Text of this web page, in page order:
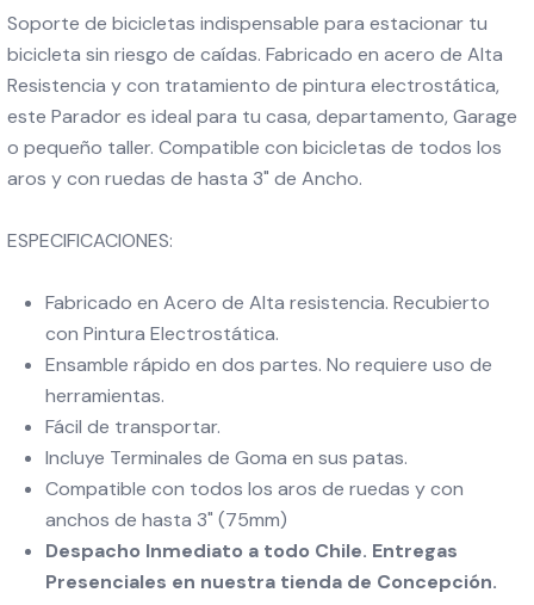
Soporte de bicicletas indispensable para estacionar tu
bicicleta sin riesgo de caídas. Fabricado en acero de Alta
Resistencia y con tratamiento de pintura electrostática,
este Parador es ideal para tu casa, departamento, Garage
o pequeño taller. Compatible con bicicletas de todos los
aros y con ruedas de hasta 3" de Ancho.
ESPECIFICACIONES:
Fabricado en Acero de Alta resistencia. Recubierto
con Pintura Electrostática.
Ensamble rápido en dos partes. No requiere uso de
herramientas.
Fácil de transportar.
Incluye Terminales de Goma en sus patas.
Compatible con todos los aros de ruedas y con
anchos de hasta 3" (75mm)
Despacho Inmediato a todo Chile. Entregas
Presenciales en nuestra tienda de Concepción.